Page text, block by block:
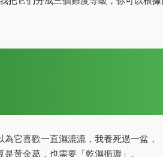
它喜歡一直濕漉漉，我養死過一盆，
黃金葛，也需要「乾濕循環」。